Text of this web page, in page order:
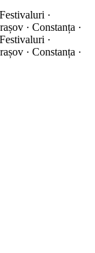
·
· Constanța ·
·
· Constanța ·